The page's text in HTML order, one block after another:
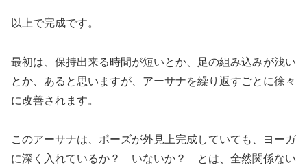
以上で完成です。
最初は、保持出来る時間が短いとか、足の組み込みが浅い
とか、あると思いますが、アーサナを繰り返すごとに徐々
に改善されます。
このアーサナは、ポーズが外見上完成していても、ヨーガ
に深く入れているか？ いないか？ とは、全然関係ない